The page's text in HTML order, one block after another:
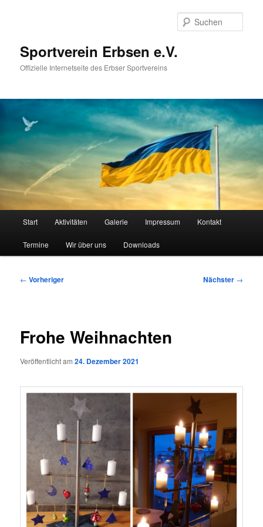
Sportverein Erbsen e.V.
Offizielle Internetseite des Erbser Sportvereins
Start Aktivitäten Galerie Impressum Kontakt
Termine Wir über uns Downloads
Beitragsnavigation
← Vorheriger Nächster →
Frohe Weihnachten
Veröffentlicht am24. Dezember 2021